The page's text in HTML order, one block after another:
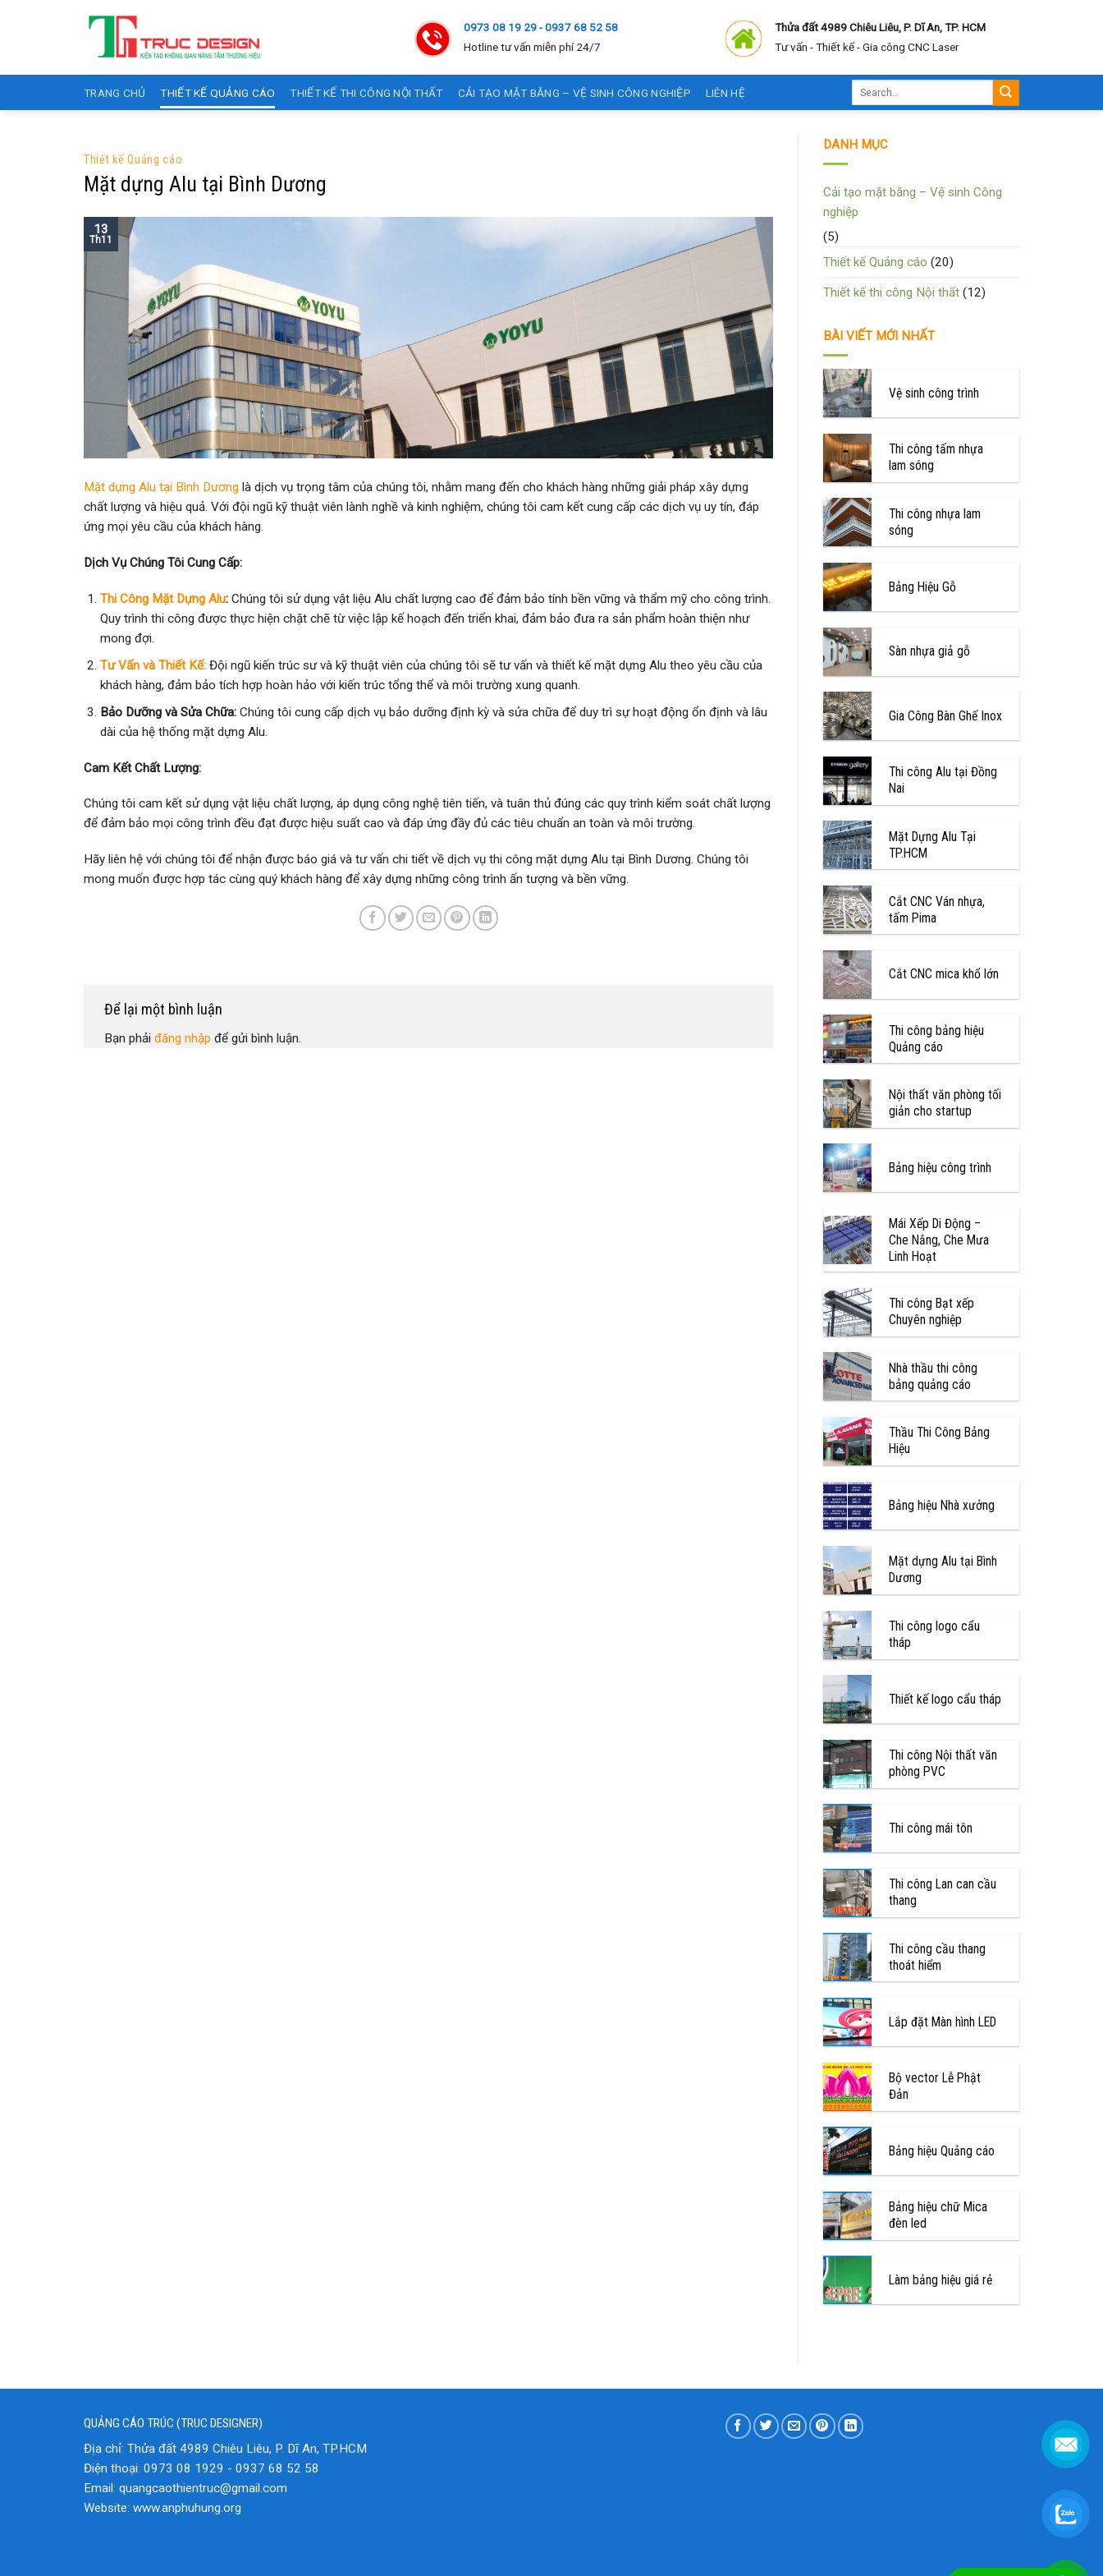
0973 08 19 29 - 0937 68 52 58
Hotline tư vấn miễn phí 24/7
Thửa đất 4989 Chiêu Liêu, P. Dĩ An, TP. HCM
Tư vấn - Thiết kế - Gia công CNC Laser
TRANG CHỦ THIẾT KẾ QUẢNG CÁO THIẾT KẾ THI CÔNG NỘI THẤT CẢI TẠO MẶT BẰNG – VỆ SINH CÔNG NGHIỆP LIÊN HỆ
Thiết kế Quảng cáo
Mặt dựng Alu tại Bình Dương
13
Th11
Mặt dựng Alu tại Bình Dương là dịch vụ trọng tâm của chúng tôi, nhằm mang đến cho khách hàng những giải pháp xây dựng
chất lượng và hiệu quả. Với đội ngũ kỹ thuật viên lành nghề và kinh nghiệm, chúng tôi cam kết cung cấp các dịch vụ uy tín, đáp
ứng mọi yêu cầu của khách hàng.
Dịch Vụ Chúng Tôi Cung Cấp:
Thi Công Mặt Dựng Alu:Chúng tôi sử dụng vật liệu Alu chất lượng cao để đảm bảo tính bền vững và thẩm mỹ cho công trình.
Quy trình thi công được thực hiện chặt chẽ từ việc lập kế hoạch đến triển khai, đảm bảo đưa ra sản phẩm hoàn thiện như
mong đợi.
Tư Vấn và Thiết Kế:Đội ngũ kiến trúc sư và kỹ thuật viên của chúng tôi sẽ tư vấn và thiết kế mặt dựng Alu theo yêu cầu của
khách hàng, đảm bảo tích hợp hoàn hảo với kiến trúc tổng thể và môi trường xung quanh.
Bảo Dưỡng và Sửa Chữa:Chúng tôi cung cấp dịch vụ bảo dưỡng định kỳ và sửa chữa để duy trì sự hoạt động ổn định và lâu
dài của hệ thống mặt dựng Alu.
Cam Kết Chất Lượng:
Chúng tôi cam kết sử dụng vật liệu chất lượng, áp dụng công nghệ tiên tiến, và tuân thủ đúng các quy trình kiểm soát chất lượng
để đảm bảo mọi công trình đều đạt được hiệu suất cao và đáp ứng đầy đủ các tiêu chuẩn an toàn và môi trường.
Hãy liên hệ với chúng tôi để nhận được báo giá và tư vấn chi tiết về dịch vụ thi công mặt dựng Alu tại Bình Dương. Chúng tôi
mong muốn được hợp tác cùng quý khách hàng để xây dựng những công trình ấn tượng và bền vững.
Để lại một bình luận
Bạn phải đăng nhập để gửi bình luận.
DANH MỤC
Cải tạo mặt bằng – Vệ sinh Công
nghiệp
(5)
Thiết kế Quảng cáo (20)
Thiết kế thi công Nội thất (12)
BÀI VIẾT MỚI NHẤT
Vệ sinh công trình
Thi công tấm nhựa
lam sóng
Thi công nhựa lam
sóng
Bảng Hiệu Gỗ
Sàn nhựa giả gỗ
Gia Công Bàn Ghế Inox
Thi công Alu tại Đồng
Nai
Mặt Dựng Alu Tại
TP.HCM
Cắt CNC Ván nhựa,
tấm Pima
Cắt CNC mica khổ lớn
Thi công bảng hiệu
Quảng cáo
Nội thất văn phòng tối
giản cho startup
Bảng hiệu công trình
Mái Xếp Di Động –
Che Nắng, Che Mưa
Linh Hoạt
Thi công Bạt xếp
Chuyên nghiệp
Nhà thầu thi công
bảng quảng cáo
Thầu Thi Công Bảng
Hiệu
Bảng hiệu Nhà xưởng
Mặt dựng Alu tại Bình
Dương
Thi công logo cẩu
tháp
Thiết kế logo cẩu tháp
Thi công Nội thất văn
phòng PVC
Thi công mái tôn
Thi công Lan can cầu
thang
Thi công cầu thang
thoát hiểm
Lắp đặt Màn hình LED
Bộ vector Lễ Phật
Đản
Bảng hiệu Quảng cáo
Bảng hiệu chữ Mica
đèn led
Làm bảng hiệu giá rẻ
QUẢNG CÁO TRÚC (TRUC DESIGNER)
Địa chỉ: Thửa đất 4989 Chiêu Liêu, P. Dĩ An, TP.HCM
Điện thoại: 0973 08 1929 - 0937 68 52 58
Email: quangcaothientruc@gmail.com
Website: www.anphuhung.org